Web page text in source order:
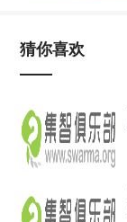
猜你喜欢